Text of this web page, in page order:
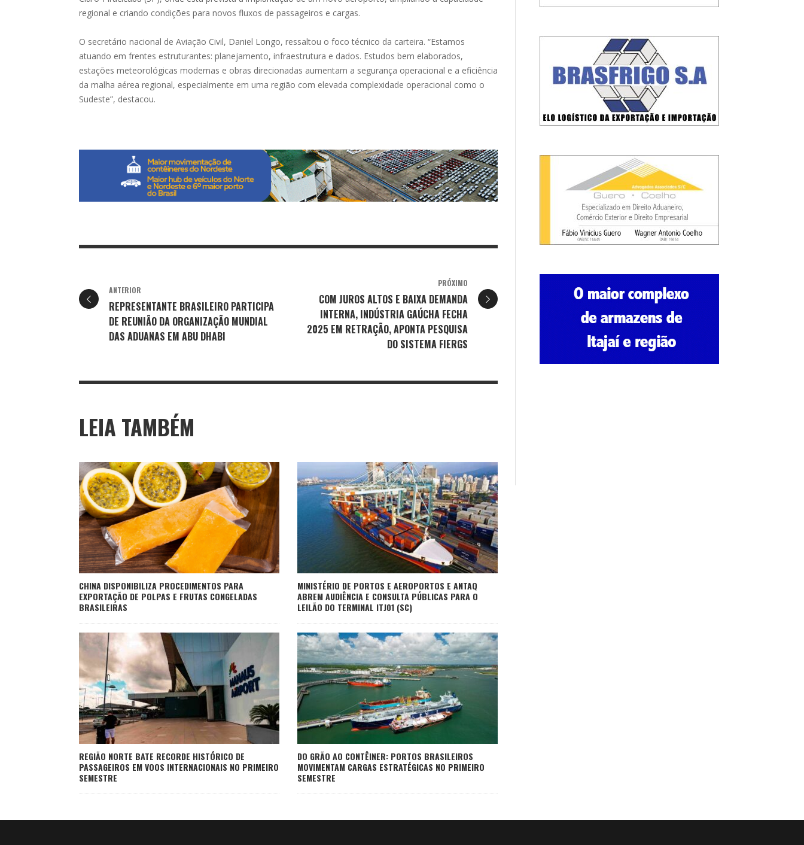
regional e criando condições para novos fluxos de passageiros e cargas.
O secretário nacional de Aviação Civil, Daniel Longo, ressaltou o foco técnico da carteira. “Estamos
atuando em frentes estruturantes: planejamento, infraestrutura e dados. Estudos bem elaborados,
estações meteorológicas modernas e obras direcionadas aumentam a segurança operacional e a eficiência
da malha aérea regional, especialmente em uma região com elevada complexidade operacional como o
Sudeste”, destacou.
ANTERIOR
REPRESENTANTE BRASILEIRO PARTICIPA
DE REUNIÃO DA ORGANIZAÇÃO MUNDIAL
DAS ADUANAS EM ABU DHABI
PRÓXIMO
COM JUROS ALTOS E BAIXA DEMANDA
INTERNA, INDÚSTRIA GAÚCHA FECHA
2025 EM RETRAÇÃO, APONTA PESQUISA
DO SISTEMA FIERGS
LEIA TAMBÉM
CHINA DISPONIBILIZA PROCEDIMENTOS PARA
EXPORTAÇÃO DE POLPAS E FRUTAS CONGELADAS
BRASILEIRAS
MINISTÉRIO DE PORTOS E AEROPORTOS E ANTAQ
ABREM AUDIÊNCIA E CONSULTA PÚBLICAS PARA O
LEILÃO DO TERMINAL ITJ01 (SC)
REGIÃO NORTE BATE RECORDE HISTÓRICO DE
PASSAGEIROS EM VOOS INTERNACIONAIS NO PRIMEIRO
SEMESTRE
DO GRÃO AO CONTÊINER: PORTOS BRASILEIROS
MOVIMENTAM CARGAS ESTRATÉGICAS NO PRIMEIRO
SEMESTRE